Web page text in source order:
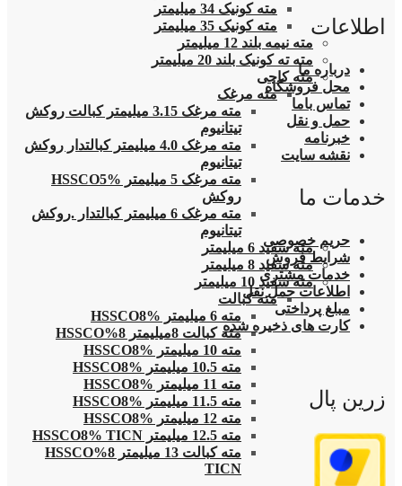
مته کونیک 34 میلیمتر
مته کونیک 35 میلیمتر
مته نیمه بلند 12 میلیمتر
مته ته کونیک بلند 20 میلیمتر
مته کاجی
مته مرغک
مته مرغک 3.15 میلیمتر کبالت روکش
تیتانیوم
مته مرغک 4.0 میلیمتر کبالتدار روکش
تیتانیوم
مته مرغک 5 میلیمتر HSSCO5%
روکش
مته مرغک 6 میلیمتر کبالتدار .روکش
تیتانیوم
مته سفید 6 میلیمتر
مته سفید 8 میلیمتر
مته سفید 10 میلیمتر
مته کبالت
مته 6 میلیمتر HSSCO8%
مته کبالت 8میلیمتر 8%HSSCO
مته 10 میلیمتر HSSCO8%
مته 10.5 میلیمتر HSSCO8%
مته 11 میلیمتر HSSCO8%
مته 11.5 میلیمتر HSSCO8%
مته 12 میلیمتر HSSCO8%
مته 12.5 میلیمتر HSSCO8% TICN
مته کبالت 13 میلیمتر 8%HSSCO
TICN
اطلاعات
درباره ما
محل فروشگاه
تماس باما
حمل و نقل
خبرنامه
نقشه سایت
خدمات ما
حریم خصوصی
شرایط فروش
خدمات مشتری
اطلاعات حمل نقل
مبلغ پرداختی
کارت های ذخیره شده
زرین پال